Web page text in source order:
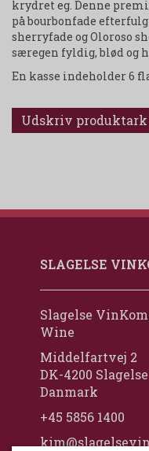
krydret eg. Denne
på bourbonfade
sherryfade og Oloroso
særegen fyldig, blød
En kasse indeholder 6
Udskriv produktark
SLAGELSE
Slagelse
Wine
Middelfartvej 2
DK-4200 Slagelse
Danmark
+45 5856 1400